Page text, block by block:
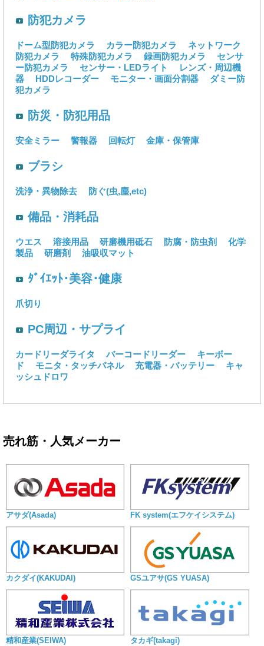
防犯カメラ
ドーム型防犯カメラ カラー防犯カメラ
ネットワーク
防犯カメラ
特殊防犯カメラ 録画防犯カメラ
センサ
ー防犯カメラ
センサー・LEDライト
レンズ・周辺機
器
HDDレコーダー モニター・画面分割器
ダミー防
犯カメラ
防災・防犯用品
安全ミラー 警報器 回転灯 金庫・保管庫
ブラシ
洗浄・異物除去 防ぐ(虫,塵,etc)
備品・消耗品
ウエス 溶接用品 研磨機用砥石 防腐・防虫剤
化学
製品
研磨剤 油吸収マット
ﾀﾞｲｴｯﾄ･美容･健康
爪切り
PC周辺・サプライ
カードリーダライタ バーコードリーダー
キーボー
ド
モニタ・タッチパネル 充電器・バッテリー
キャ
ッシュドロワ
売れ筋・人気メーカー
アサダ(Asada) FK system(エフケイシステム)
カクダイ(KAKUDAI) GSユアサ(GS YUASA)
精和産業(SEIWA) タカギ(takagi)